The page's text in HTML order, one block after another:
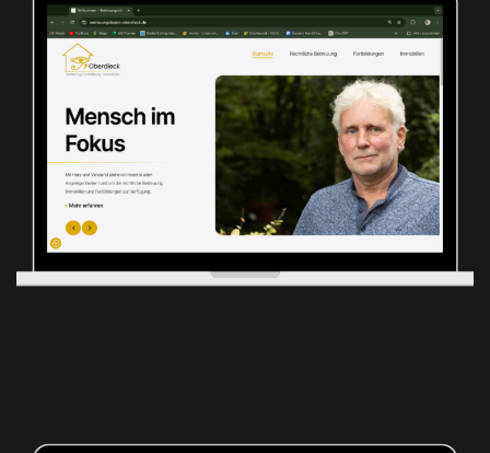
Betreuungsbüro Oberdieck
BRANDING WEBSITE ERSTELLUNG